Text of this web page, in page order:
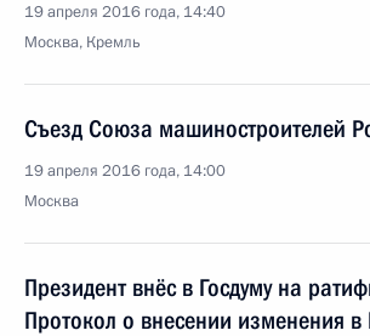
19 апреля 2016 года, 14:40
Москва, Кремль
Съезд Союза машиностроителей
19 апреля 2016 года, 14:00
Москва
Президент внёс в Госдуму на
Протокол о внесении изменения в